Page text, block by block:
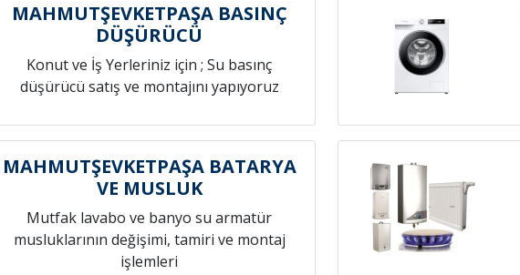
MAHMUTŞEVKETPAŞA BASINÇ
DÜŞÜRÜCÜ
Konut ve İş Yerleriniz için ; Su basınç
düşürücü satış ve montajını yapıyoruz
MAHMUTŞEVKETPAŞA BATARYA
VE MUSLUK
Mutfak lavabo ve banyo su armatür
musluklarının değişimi, tamiri ve montaj
işlemleri